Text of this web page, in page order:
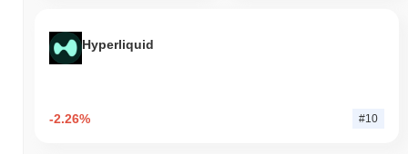
Hyperliquid
-2.26% #10